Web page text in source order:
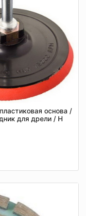
основа /
для дрели / Н